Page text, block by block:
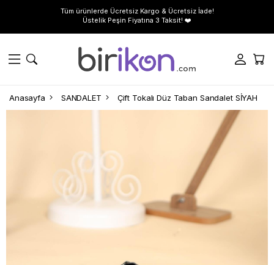
Tüm ürünlerde Ücretsiz Kargo & Ücretsiz İade!
Üstelik Peşin Fiyatına 3 Taksit! ❤️
Anasayfa SANDALET Çift Tokalı Düz Taban Sandalet SİYAH